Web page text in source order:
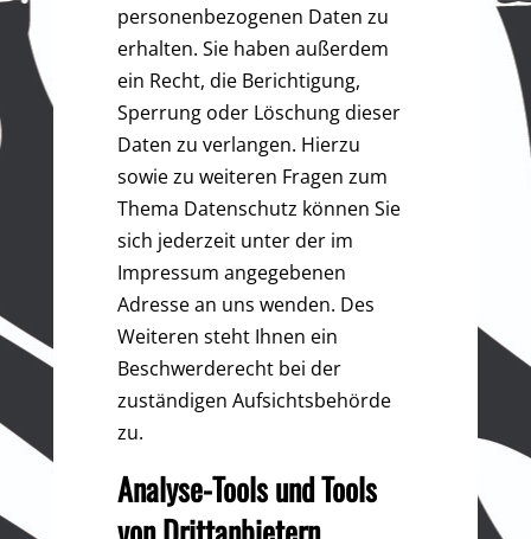
personenbezogenen Daten zu
erhalten. Sie haben außerdem
ein Recht, die Berichtigung,
Sperrung oder Löschung dieser
Daten zu verlangen. Hierzu
sowie zu weiteren Fragen zum
Thema Datenschutz können Sie
sich jederzeit unter der im
Impressum angegebenen
Adresse an uns wenden. Des
Weiteren steht Ihnen ein
Beschwerderecht bei der
zuständigen Aufsichtsbehörde
zu.
Analyse-Tools und Tools